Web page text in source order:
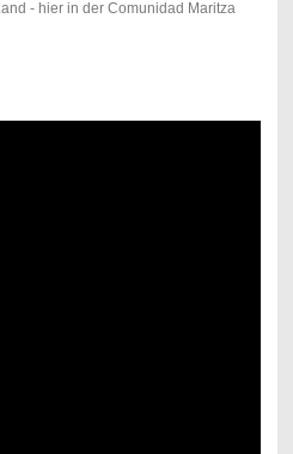
- hier in der Comunidad Maritza